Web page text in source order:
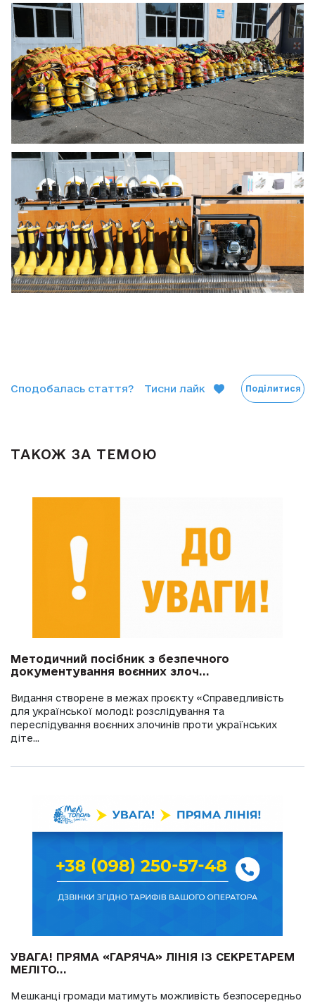
Сподобалась стаття? Тисни лайк Поділитися
ТАКОЖ ЗА ТЕМОЮ
Методичний посібник з безпечного
документування воєнних злоч...
Видання створене в межах проєкту «Справедливість
для української молоді: розслідування та
переслідування воєнних злочинів проти українських
діте...
УВАГА! ПРЯМА «ГАРЯЧА» ЛІНІЯ ІЗ СЕКРЕТАРЕМ
МЕЛІТО...
Мешканці громади матимуть можливість безпосередньо